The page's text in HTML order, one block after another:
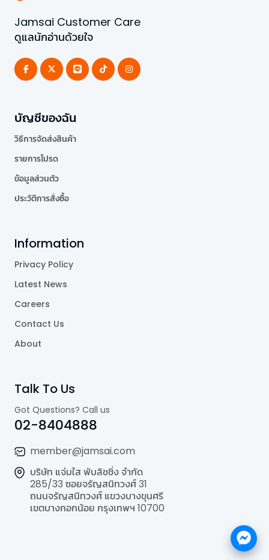
Jamsai Customer Care
ดูแลนักอ่านด้วยใจ
บัญชีของฉัน
วิธีการจัดส่งสินค้า
รายการโปรด
ข้อมูลส่วนตัว
ประวัติการสั่งซื้อ
Information
Privacy Policy
Latest News
Careers
Contact Us
About
Talk To Us
Got Questions? Call us
02-8404888
member@jamsai.com
บริษัท แจ่มใส พับลิชชิ่ง จำกัด
285/33 ซอยจรัญสนิทวงศ์ 31
ถนนจรัญสนิทวงศ์ แขวงบางขุนศรี
เขตบางกอกน้อย กรุงเทพฯ 10700